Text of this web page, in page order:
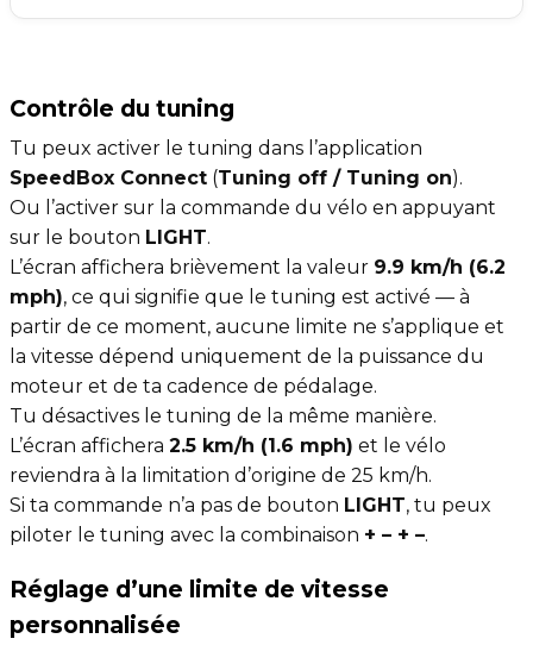
Contrôle du tuning
Tu peux activer le tuning dans l’application
SpeedBox Connect (Tuning off / Tuning on).
Ou l’activer sur la commande du vélo en appuyant
sur le bouton LIGHT.
L’écran affichera brièvement la valeur 9.9 km/h (6.2
mph), ce qui signifie que le tuning est activé — à
partir de ce moment, aucune limite ne s’applique et
la vitesse dépend uniquement de la puissance du
moteur et de ta cadence de pédalage.
Tu désactives le tuning de la même manière.
L’écran affichera 2.5 km/h (1.6 mph) et le vélo
reviendra à la limitation d’origine de 25 km/h.
Si ta commande n’a pas de bouton LIGHT, tu peux
piloter le tuning avec la combinaison + – + –.
Réglage d’une limite de vitesse
personnalisée